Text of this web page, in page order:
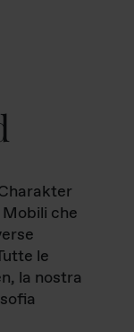
che
le
la nostra